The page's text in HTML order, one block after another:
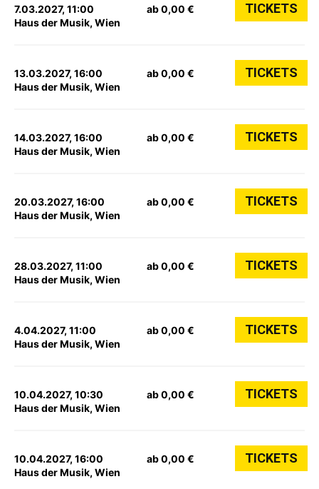
7.03.2027, 11:00
Haus der Musik, Wien
ab 0,00 € TICKETS
13.03.2027, 16:00
Haus der Musik, Wien
ab 0,00 € TICKETS
14.03.2027, 16:00
Haus der Musik, Wien
ab 0,00 € TICKETS
20.03.2027, 16:00
Haus der Musik, Wien
ab 0,00 € TICKETS
28.03.2027, 11:00
Haus der Musik, Wien
ab 0,00 € TICKETS
4.04.2027, 11:00
Haus der Musik, Wien
ab 0,00 € TICKETS
10.04.2027, 10:30
Haus der Musik, Wien
ab 0,00 € TICKETS
10.04.2027, 16:00
Haus der Musik, Wien
ab 0,00 € TICKETS